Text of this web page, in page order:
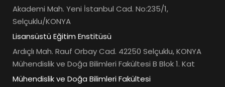
Akademi Mah. Yeni İstanbul Cad. No:235/1,
Selçuklu/KONYA
Lisansüstü Eğitim Enstitüsü
Ardıçlı Mah. Rauf Orbay Cad. 42250 Selçuklu, KONYA
Mühendislik ve Doğa Bilimleri Fakültesi B Blok 1. Kat
Mühendislik ve Doğa Bilimleri Fakültesi